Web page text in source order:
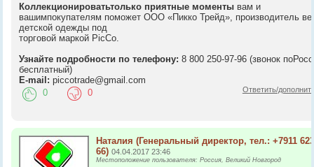
Коллекционироватьтолько приятные моменты вам и
вашимпокупателям поможет ООО «Пикко Трейд», производитель
детской одежды под
торговой маркой PicCo.
Узнайте подробности по телефону: 8 800 250-97-96 (звонок
бесплатный)
E-mail: piccotrade@gmail.com
Ответить/
0 0
Наталия (Генеральный директор, тел.: +7911
66)04.04.2017 23:46
Местоположение пользователя: Россия, Великий Новгород